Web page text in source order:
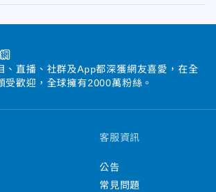
、直播、社群及App都深獲網友喜愛，在全
受歡迎，全球擁有2000萬粉絲。
客服資訊
公告
常見問題